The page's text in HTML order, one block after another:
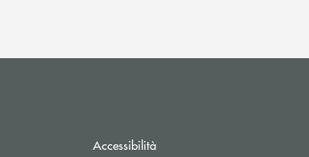
Accessibilità